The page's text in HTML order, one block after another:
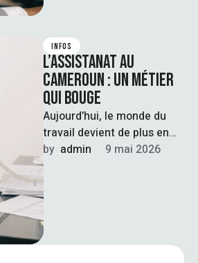
INFOS
L’ASSISTANAT AU
CAMEROUN : UN MÉTIER
QUI BOUGE
Aujourd’hui, le monde du
travail devient de plus en
plus exigeant, et le métier
d’assistante ne fait pas …
by admin 9 mai 2026